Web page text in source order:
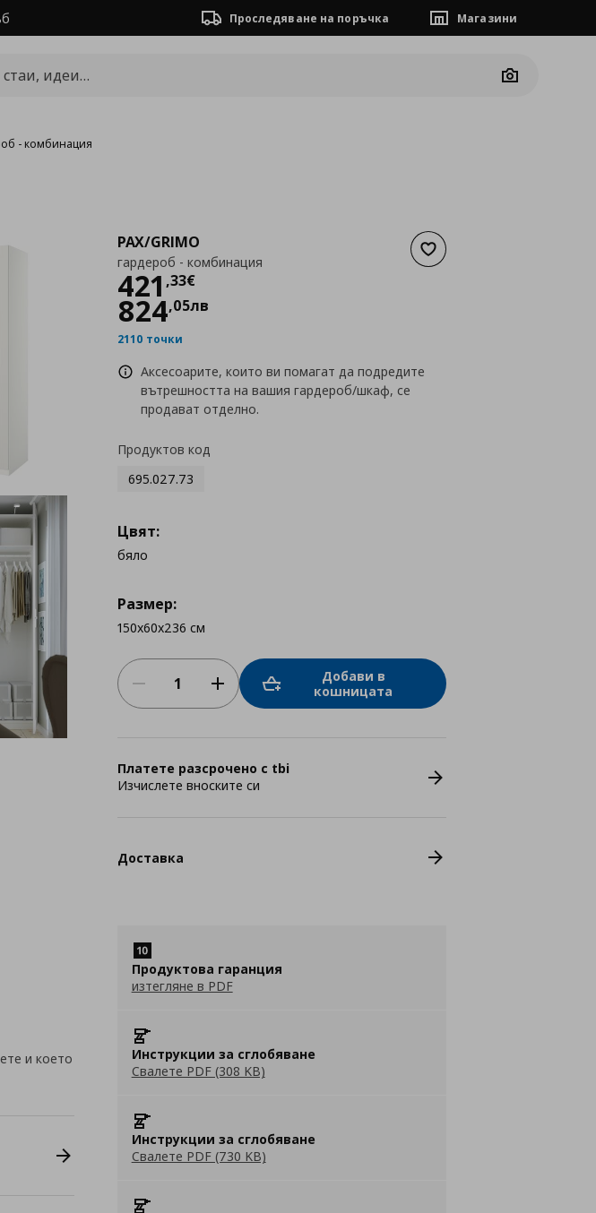
Проследяване на поръчка Магазини
Camera
- комбинация
Добави към списъка с
PAX/GRIMO
гардероб - комбинация
421 ,33€
Цена
824,05лв
2110 точки
Аксесоарите, които ви помагат да подредите
вътрешността на вашия гардероб/шкаф, се
продават отделно.
Продуктов код
695.027.73
Цвят:
бяло
Размер:
150x60x236 см
Добави в
кошницата
Платете разсрочено с tbi
Изчислете вноските си
Доставка
Продуктова гаранция
изтегляне в PDF
Инструкции за сглобяване
Свалете PDF (308 KB)
Инструкции за сглобяване
Свалете PDF (730 KB)
и което